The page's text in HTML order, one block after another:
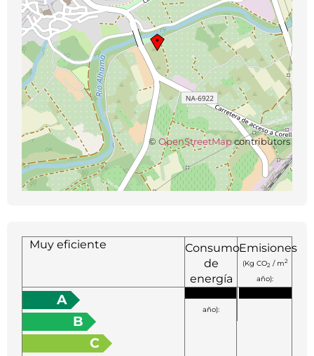
© OpenStreetMapcontributors
Muy eficiente
Consumo
de
energía
año):
Emisiones
(Kg CO2 / m2
año):
A
B
C